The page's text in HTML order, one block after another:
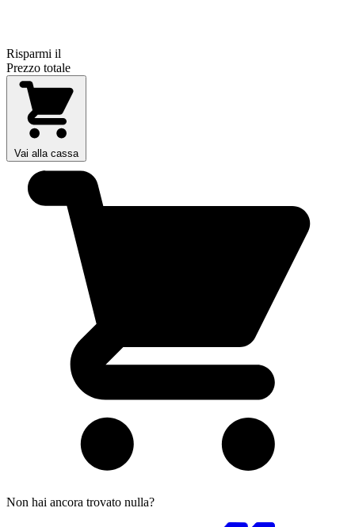
Risparmi il
Prezzo totale
Vai alla cassa
Non hai ancora trovato nulla?